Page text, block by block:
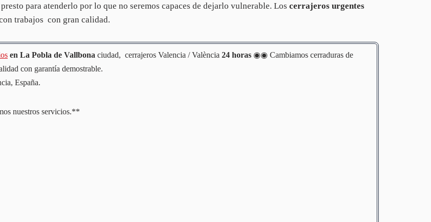
para atenderlo por lo que no seremos capaces de dejarlo vulnerable. Los cerrajeros urgentes
trabajos con gran calidad.
en La Pobla de Vallbona ciudad, cerrajeros Valencia / València 24 horas ◉◉ Cambiamos cerraduras de
con garantía demostrable.
España.
nuestros servicios.**